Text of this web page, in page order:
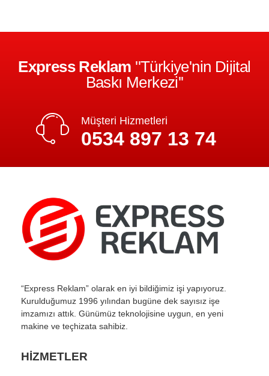
Express Reklam ''Türkiye'nin Dijital
Baskı Merkezi''
Müşteri Hizmetleri
0534 897 13 74
“Express Reklam” olarak en iyi bildiğimiz işi yapıyoruz.
Kurulduğumuz 1996 yılından bugüne dek sayısız işe
imzamızı attık. Günümüz teknolojisine uygun, en yeni
makine ve teçhizata sahibiz.
HİZMETLER